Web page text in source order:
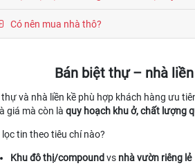
Có nên mua nhà thô?
Bán biệt thự – nhà
thự và nhà liền kề phù hợp khách hàng ưu
giá mà còn là quy hoạch khu ở, chất lượng
lọc tin theo tiêu chí nào?
Khu đô thị/compound vs nhà vườn riêng lẻ